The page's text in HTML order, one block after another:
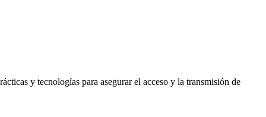
y tecnologías para asegurar el acceso y la transmisión de